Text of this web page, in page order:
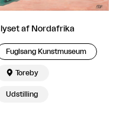
I lyset af Nordafrika
Fuglsang Kunstmuseum
 Toreby
Udstilling